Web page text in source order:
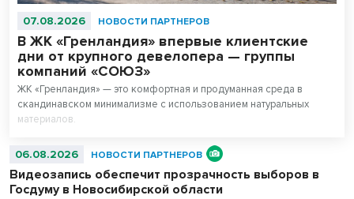
07.08.2026 НОВОСТИ ПАРТНЕРОВ
В ЖК «Гренландия» впервые клиентские
дни от крупного девелопера — группы
компаний «СОЮЗ»
ЖК «Гренландия» — это комфортная и продуманная среда в
скандинавском минимализме с использованием натуральных
материалов.
06.08.2026 НОВОСТИ ПАРТНЕРОВ
Видеозапись обеспечит прозрачность выборов в
Госдуму в Новосибирской области